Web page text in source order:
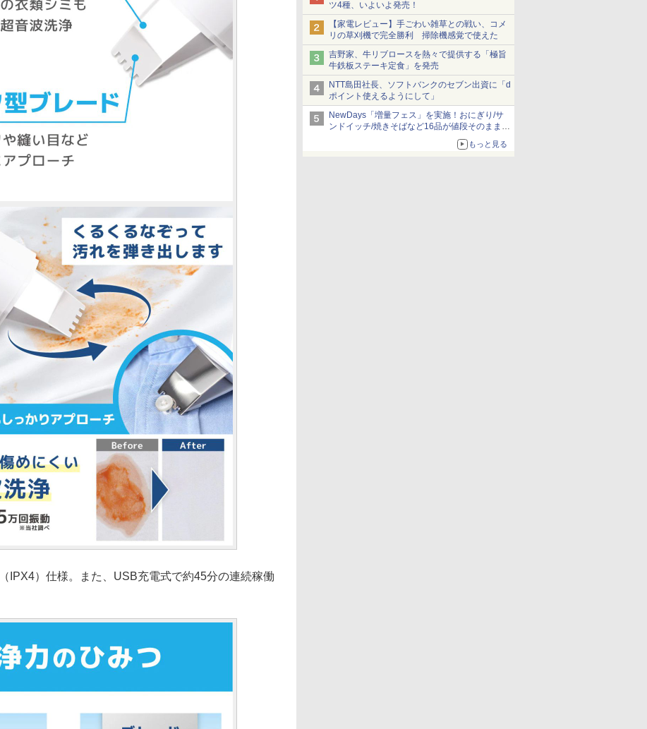
ツ4種、いよいよ発売！
【家電レビュー】手ごわい雑草との戦い、コメ
リの草刈機で完全勝利 掃除機感覚で使えた
吉野家、牛リブロースを熱々で提供する「極旨
牛鉄板ステーキ定食」を発売
NTT島田社長、ソフトバンクのセブン出資に「d
ポイント使えるようにして」
NewDays「増量フェス」を実施！おにぎり/サ
ンドイッチ/焼きそばなど16品が値段そのままで
もっと見る
IPX4）仕様。また、USB充電式で約45分の連続稼働